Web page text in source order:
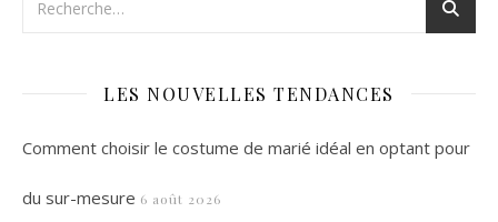
LES NOUVELLES TENDANCES
Comment choisir le costume de marié idéal en optant pour
du sur-mesure 6 août 2026